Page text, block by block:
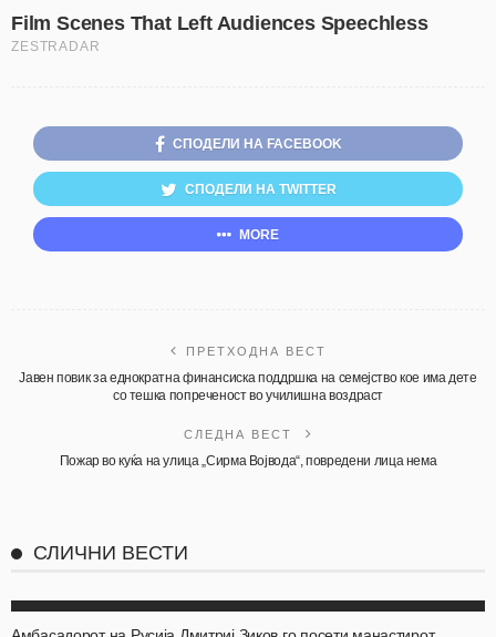
СПОДЕЛИ НА FACEBOOK
СПОДЕЛИ НА TWITTER
MORE
ПРЕТХОДНА ВЕСТ
Јавен повик за еднократна финансиска поддршка на семејство кое има дете
со тешка попреченост во училишна воздраст
СЛЕДНА ВЕСТ
Пожар во куќа на улица „Сирма Војвода“, повредени лица нема
СЛИЧНИ ВЕСТИ